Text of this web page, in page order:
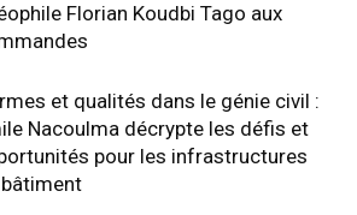
Florian Koudbi Tago aux
et qualités dans le génie civil :
Nacoulma décrypte les défis et
pour les infrastructures